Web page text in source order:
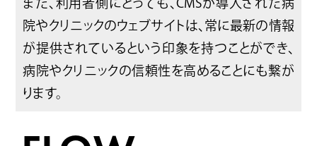
また、利用者側にとっても、CMSが導入された病
院やクリニックのウェブサイトは、常に最新の情報
が提供されているという印象を持つことができ、
病院やクリニックの信頼性を高めることにも繋が
ります。